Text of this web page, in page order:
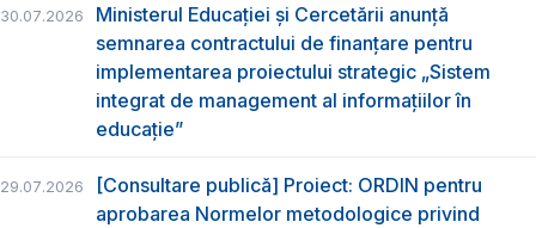
30.07.2026
Ministerul Educației și Cercetării anunță
semnarea contractului de finanțare pentru
implementarea proiectului strategic „Sistem
integrat de management al informațiilor în
educație”
29.07.2026
[Consultare publică] Proiect: ORDIN pentru
aprobarea Normelor metodologice privind